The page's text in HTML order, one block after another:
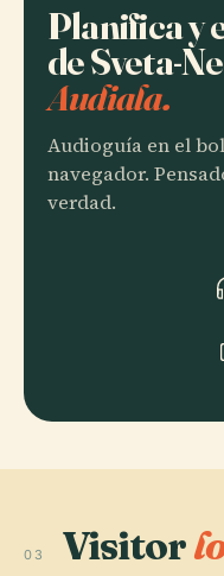
Planifica y
de Sveta-
Audiala.
Audioguía en el
navegador.
verdad.
03 Visitor